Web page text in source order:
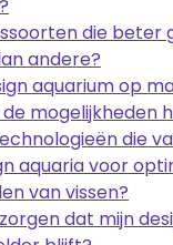
die beter
andere?
aquarium op
mogelijkheden
die
aquaria voor
van vissen?
dat mijn